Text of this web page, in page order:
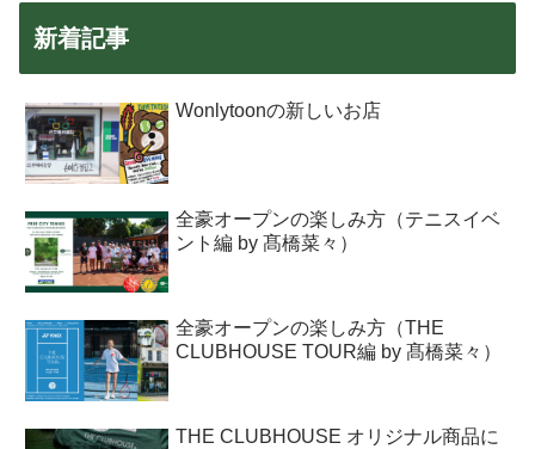
新着記事
Wonlytoonの新しいお店
全豪オープンの楽しみ方（テニスイベ
ント編 by 髙橋菜々）
全豪オープンの楽しみ方（THE
CLUBHOUSE TOUR編 by 髙橋菜々）
THE CLUBHOUSE オリジナル商品に